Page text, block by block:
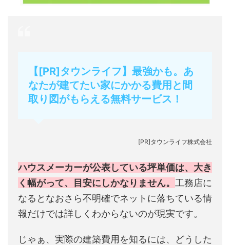
【[PR]タウンライフ】最強かも。あ
なたが建てたい家にかかる費用と間
取り図がもらえる無料サービス！
[PR]タウンライフ株式会社
ハウスメーカーが公表している坪単価は、大き
く幅がって、目安にしかなりません。 工務店に
なるとなおさら不明確でネットに落ちている情
報だけでは詳しくわからないのが現実です。
じゃぁ、実際の建築費用を知るには、どうした